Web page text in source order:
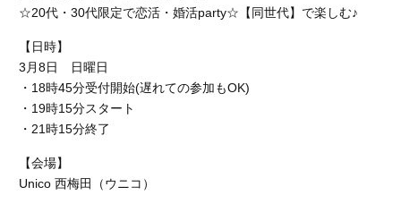
☆20代・30代限定で恋活・婚活party☆【同世代】で楽しむ♪
【日時】
3月8日 日曜日
・18時45分受付開始(遅れての参加もOK)
・19時15分スタート
・21時15分終了
【会場】
Unico 西梅田
（ウニコ）